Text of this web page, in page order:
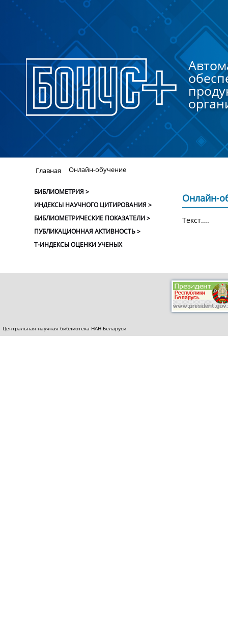
Главная Онлайн-обучение
БИБЛИОМЕТРИЯ >
ИНДЕКСЫ НАУЧНОГО ЦИТИРОВАНИЯ >
БИБЛИОМЕТРИЧЕСКИЕ ПОКАЗАТЕЛИ >
ПУБЛИКАЦИОННАЯ АКТИВНОСТЬ >
Т-ИНДЕКСЫ ОЦЕНКИ УЧЕНЫХ
Онлайн-
Текст....
Центральная научная библиотека НАН Беларуси